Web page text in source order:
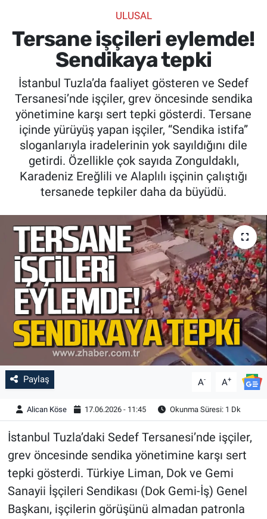
ULUSAL
Tersane işçileri eylemde!
Sendikaya tepki
İstanbul Tuzla’da faaliyet gösteren ve Sedef
Tersanesi’nde işçiler, grev öncesinde sendika
yönetimine karşı sert tepki gösterdi. Tersane
içinde yürüyüş yapan işçiler, “Sendika istifa”
sloganlarıyla iradelerinin yok sayıldığını dile
getirdi. Özellikle çok sayıda Zonguldaklı,
Karadeniz Ereğlili ve Alaplılı işçinin çalıştığı
tersanede tepkiler daha da büyüdü.
Paylaş A- A+
Alican Köse 17.06.2026 - 11:45 Okunma Süresi: 1 Dk
İstanbul Tuzla’daki Sedef Tersanesi’nde işçiler,
grev öncesinde sendika yönetimine karşı sert
tepki gösterdi. Türkiye Liman, Dok ve Gemi
Sanayii İşçileri Sendikası (Dok Gemi-İş) Genel
Başkanı, işçilerin görüşünü almadan patronla
SPOR
SAĞLIK